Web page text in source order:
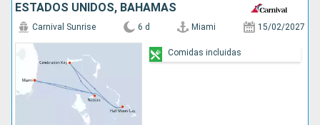
ESTADOS UNIDOS, BAHAMAS
Carnival Sunrise 6 d Miami 15/02/2027
Comidas incluidas